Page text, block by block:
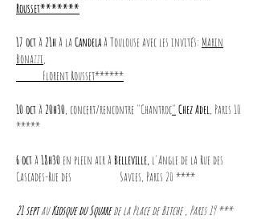
Rousset*******
17 octà21h à laCandelaàToulouse avec les invités: Marin
Bonazzi,
Florent Rousset******
10 octà20h30, concert/rencontre "Chantroc" Chez Adel, Paris 10
*****
6 octà18h30 en plein air àBelleville, l'Angle de la Rue des
Cascades-Rue des Savies, Paris 20 ****
21 septauKiosque du Squarede la Place de Bitche , Paris 19 ***